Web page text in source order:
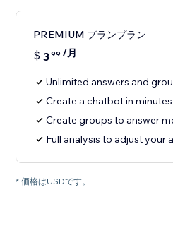
PREMIUM プランプラン
$ 399 /月
Unlimited answers and
Create a chatbot in minutes
Create groups to answer
Full analysis to adjust your
* 価格はUSDです。